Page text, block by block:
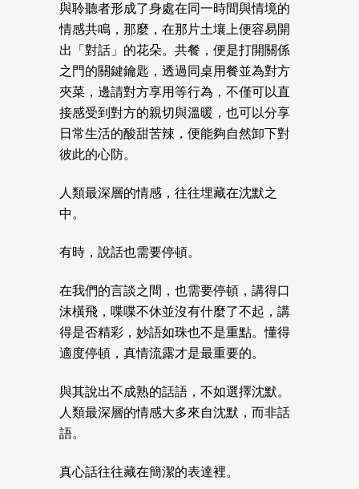
與聆聽者形成了身處在同一時間與情境的
情感共鳴，那麼，在那片土壤上便容易開
出「對話」的花朵。共餐，便是打開關係
之門的關鍵鑰匙，透過同桌用餐並為對方
夾菜，邊請對方享用等行為，不僅可以直
接感受到對方的親切與溫暖，也可以分享
日常生活的酸甜苦辣，便能夠自然卸下對
彼此的心防。
人類最深層的情感，往往埋藏在沈默之
中。
有時，說話也需要停頓。
在我們的言談之間，也需要停頓，講得口
沫橫飛，喋喋不休並沒有什麼了不起，講
得是否精彩，妙語如珠也不是重點。懂得
適度停頓，真情流露才是最重要的。
與其說出不成熟的話語，不如選擇沈默。
人類最深層的情感大多來自沈默，而非話
語。
真心話往往藏在簡潔的表達裡。